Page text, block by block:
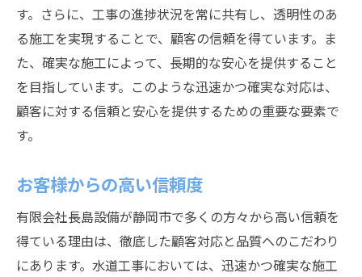
す。さらに、工事の進捗状況を常に共有し、透明性のあ
る施工を実現することで、顧客の信頼を得ています。ま
た、確実な施工によって、長期的な安心を提供すること
を目指しています。このような迅速かつ確実な対応は、
顧客に対する信頼と安心を提供するための重要な要素で
す。
お客様からの高い信頼度
有限会社長島設備が静岡市で多くの方々から高い信頼を
得ている理由は、徹底した顧客対応と品質へのこだわり
にあります。水道工事においては、迅速かつ確実な施工